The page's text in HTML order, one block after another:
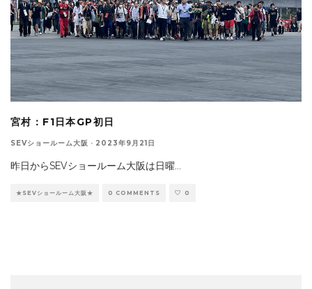
宮村：F1日本GP初日
SEVショールーム大阪 · 2023年9月21日
昨日からSEVショールーム大阪は日曜
★SEVショールーム大阪★ 0 COMMENTS 0